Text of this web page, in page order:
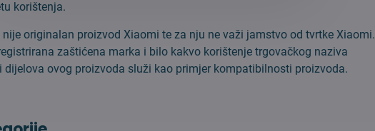
korištenja.
nije originalan proizvod Xiaomi te za nju ne važi jamstvo od tvrtke Xiaomi.
zaštićena marka i bilo kakvo korištenje trgovačkog naziva
dijelova ovog proizvoda služi kao primjer kompatibilnosti proizvoda.